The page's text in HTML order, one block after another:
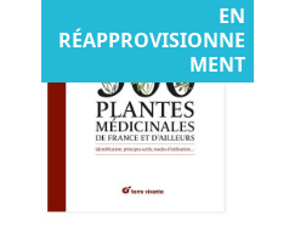
EN
RÉAPPROVISIONNE
MENT